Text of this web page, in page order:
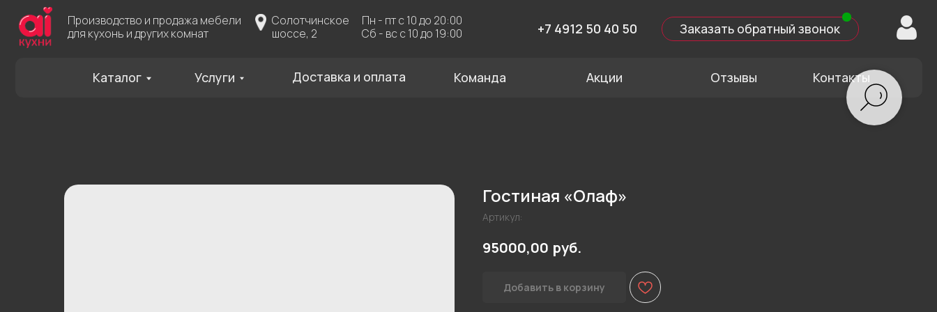
Производство и продажа мебели
для кухонь и других комнат
Солотчинское
шоссе, 2
+7 4912 50 40 50
Пн - пт с 10 до 20:00
Сб - вс с 10 до 19:00
Заказать обратный звонок
Гостиная «Олаф»
Артикул:
95000,00 руб.
Добавить в корзину